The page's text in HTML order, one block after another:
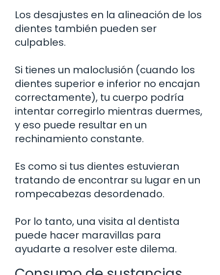
Los desajustes en la alineación de los
dientes también pueden ser
culpables.
Si tienes un maloclusión (cuando los
dientes superior e inferior no encajan
correctamente), tu cuerpo podría
intentar corregirlo mientras duermes,
y eso puede resultar en un
rechinamiento constante.
Es como si tus dientes estuvieran
tratando de encontrar su lugar en un
rompecabezas desordenado.
Por lo tanto, una visita al dentista
puede hacer maravillas para
ayudarte a resolver este dilema.